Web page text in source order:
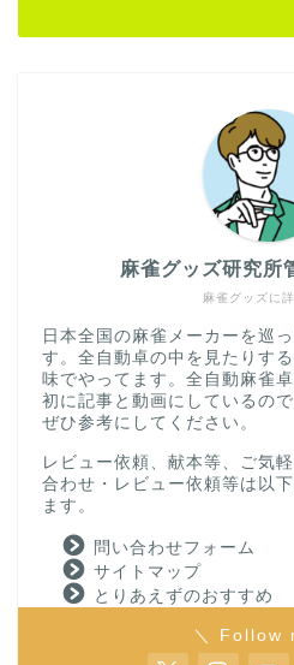
麻雀グッズに
麻雀グッズ研究所
日本全国の麻雀メーカーを巡
す。全自動卓の中を見たりす
味でやってます。全自動麻雀
初に記事と動画にしているの
ぜひ参考にしてください。
レビュー依頼、献本等、ご気
合わせ・レビュー依頼等は以
ます。
問い合わせフォーム
サイトマップ
とりあえずのおすすめ
＼ Follow